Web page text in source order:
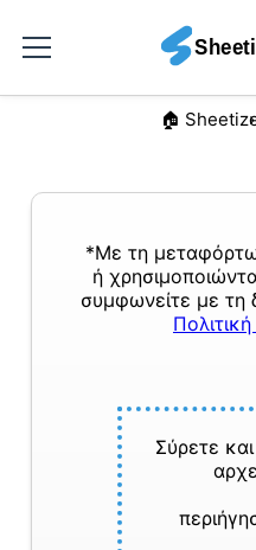
🏠︎
*Με τη
ή
συμφωνείτε με τη
Σύρετε